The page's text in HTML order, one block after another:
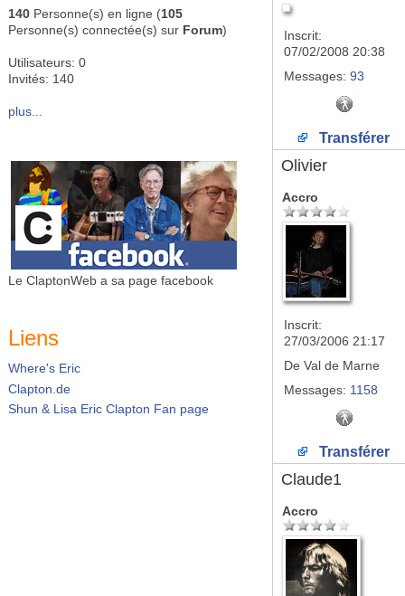
140 Personne(s) en ligne (105
Personne(s) connectée(s) sur Forum)
Utilisateurs: 0
Invités: 140
plus...
Le ClaptonWeb a sa page facebook
Liens
Where's Eric
Clapton.de
Shun & Lisa Eric Clapton Fan page
Inscrit:
07/02/2008 20:38
Messages: 93
Transférer
Olivier
Accro
Inscrit:
27/03/2006 21:17
De Val de Marne
Messages: 1158
Transférer
Claude1
Accro